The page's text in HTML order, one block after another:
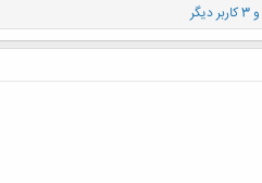
و 3 کاربر دیگر